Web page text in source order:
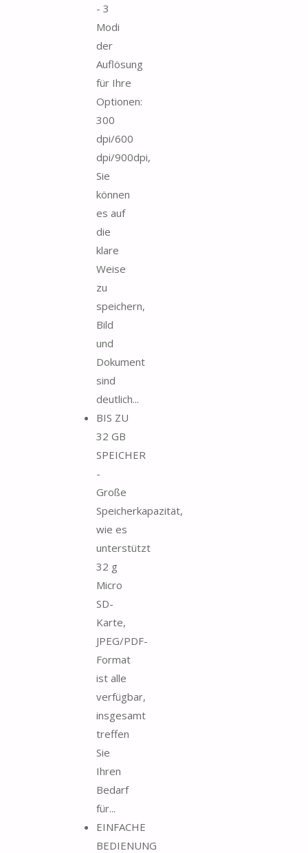
- 3
Modi
der
Auflösung
für Ihre
Optionen:
300
dpi/600
dpi/900dpi,
Sie
können
es auf
die
klare
Weise
zu
speichern,
Bild
und
Dokument
sind
deutlich...
BIS ZU
32 GB
SPEICHER
-
Große
Speicherkapazität,
wie es
unterstützt
32 g
Micro
SD-
Karte,
JPEG/PDF-
Format
ist alle
verfügbar,
insgesamt
treffen
Sie
Ihren
Bedarf
für...
EINFACHE
BEDIENUNG